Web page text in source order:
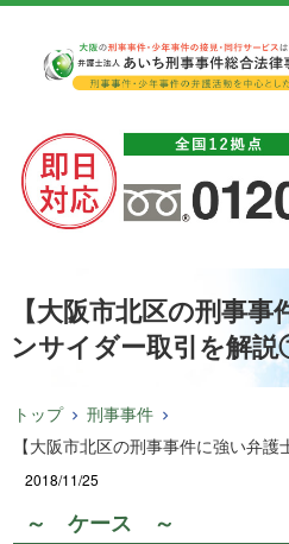
【大阪市北区の刑事
ンサイダー取引を解
トップ
刑事事件
【大阪市北区の刑事事件に強い弁
2018/11/25
～ ケース ～